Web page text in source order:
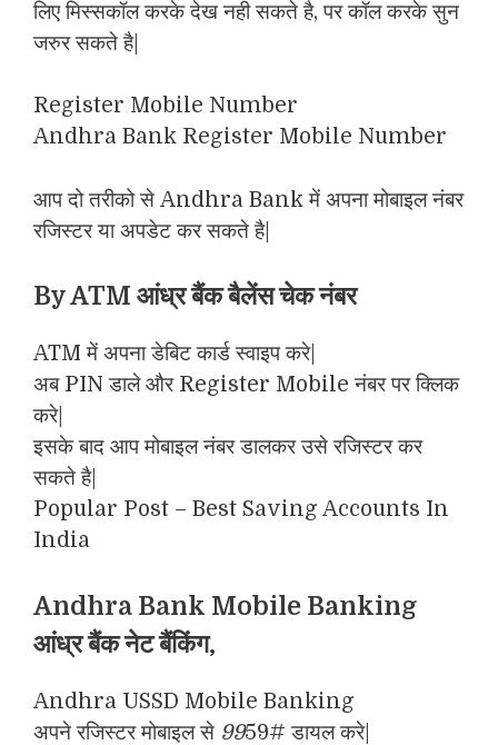
लिए मिस्सकॉल करके देख नही सकते है, पर कॉल करके सुन
जरुर सकते है|
Register Mobile Number
Andhra Bank Register Mobile Number
आप दो तरीको से Andhra Bank में अपना मोबाइल नंबर
रजिस्टर या अपडेट कर सकते है|
By ATM आंध्र बैंक बैलेंस चेक नंबर
ATM में अपना डेबिट कार्ड स्वाइप करे|
अब PIN डाले और Register Mobile नंबर पर क्लिक
करे|
इसके बाद आप मोबाइल नंबर डालकर उसे रजिस्टर कर
सकते है|
Popular Post – Best Saving Accounts In
India
Andhra Bank Mobile Banking
आंध्र बैंक नेट बैंकिंग,
Andhra USSD Mobile Banking
अपने रजिस्टर मोबाइल से 9959# डायल करे|